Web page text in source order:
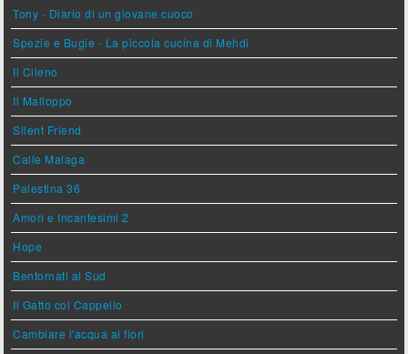
Tony - Diario di un giovane cuoco
Spezie e Bugie - La piccola cucina di Mehdi
Il Cileno
Il Malloppo
Silent Friend
Calle Malaga
Palestina 36
Amori e Incantesimi 2
Hope
Bentornati al Sud
Il Gatto col Cappello
Cambiare l'acqua ai fiori